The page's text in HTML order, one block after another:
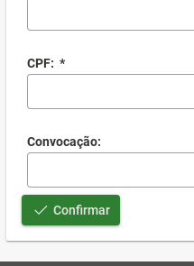
CPF: *
Convocação:
Confirmar